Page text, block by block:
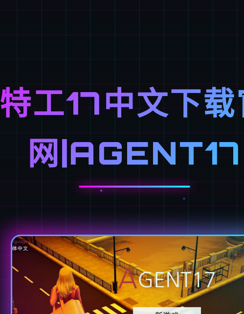
特工17中文下
网|AGENT17